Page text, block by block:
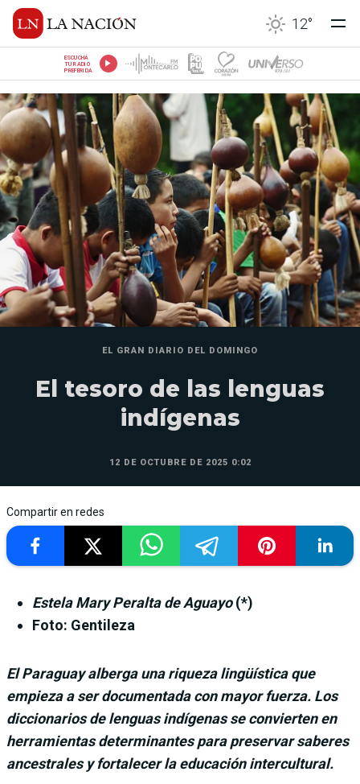
12°
ESCUCHÁ
TU RADIO
PREFERIDA
EL GRAN DIARIO DEL DOMINGO
El tesoro de las lenguas
indígenas
12 DE OCTUBRE DE 2025 0:02
Compartir en redes
Estela Mary Peralta de Aguayo(*)
Foto: Gentileza
El Paraguay alberga una riqueza lingüística que
empieza a ser documentada con mayor fuerza. Los
diccionarios de lenguas indígenas se convierten en
herramientas determinantes para preservar saberes
ancestrales y fortalecer la educación intercultural.